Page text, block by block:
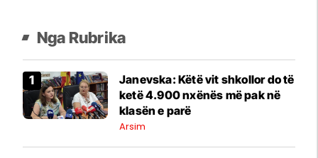
Nga Rubrika
Janevska: Këtë vit shkollor do të
ketë 4.900 nxënës më pak në
klasën e parë
Arsim